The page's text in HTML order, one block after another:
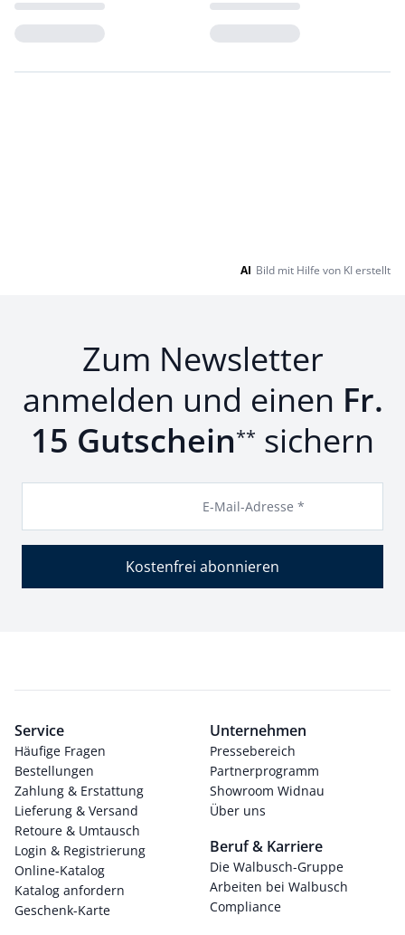
AI Bild mit Hilfe von KI erstellt
Zum Newsletter
anmelden und einen Fr.
15 Gutschein** sichern
E-Mail-Adresse *
Kostenfrei abonnieren
Service
Häufige Fragen
Bestellungen
Zahlung & Erstattung
Lieferung & Versand
Retoure & Umtausch
Login & Registrierung
Online-Katalog
Katalog anfordern
Geschenk-Karte
Unternehmen
Pressebereich
Partnerprogramm
Showroom Widnau
Über uns
Beruf & Karriere
Die Walbusch-Gruppe
Arbeiten bei Walbusch
Compliance